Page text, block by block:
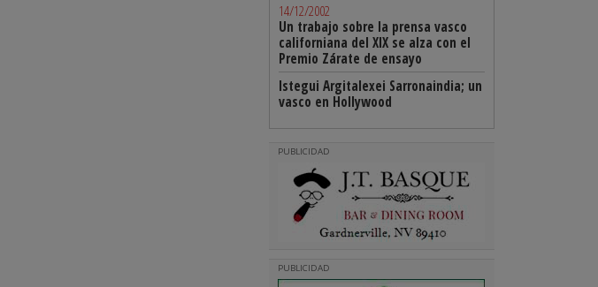
14/12/2002
Un trabajo sobre la prensa vasco
californiana del XIX se alza con el
Premio Zárate de ensayo
Istegui Argitalexei Sarronaindia; un
vasco en Hollywood
PUBLICIDAD
PUBLICIDAD